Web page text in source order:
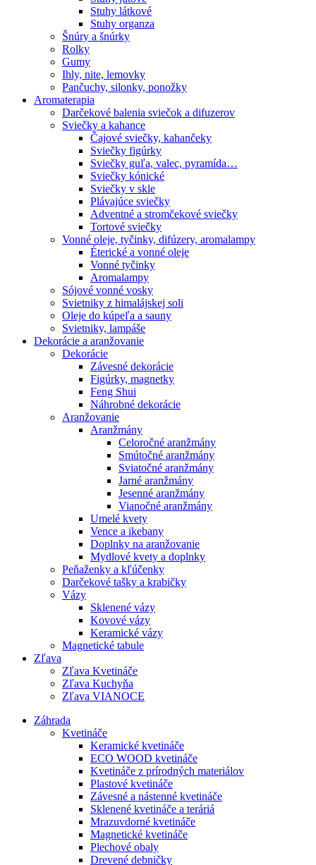
Stuhy látkové
Stuhy organza
Šnúry a šnúrky
Rolky
Gumy
Ihly, nite, lemovky
Pančuchy, silonky, ponožky
Aromaterapia
Darčekové balenia sviečok a difuzerov
Sviečky a kahance
Čajové sviečky, kahančeky
Sviečky figúrky
Sviečky guľa, valec, pyramída…
Sviečky kónické
Sviečky v skle
Plávajúce sviečky
Adventné a stromčekové sviečky
Tortové sviečky
Vonné oleje, tyčinky, difúzery, aromalampy
Éterické a vonné oleje
Vonné tyčinky
Aromalampy
Sójové vonné vosky
Svietniky z himalájskej soli
Oleje do kúpeľa a sauny
Svietniky, lampáše
Dekorácie a aranžovanie
Dekorácie
Závesné dekorácie
Figúrky, magnetky
Feng Shui
Náhrobné dekorácie
Aranžovanie
Aranžmány
Celoročné aranžmány
Smútočné aranžmány
Sviatočné aranžmány
Jarné aranžmány
Jesenné aranžmány
Vianočné aranžmány
Umelé kvety
Vence a ikebany
Doplnky na aranžovanie
Mydlové kvety a doplnky
Peňaženky a kľúčenky
Darčekové tašky a krabičky
Vázy
Sklenené vázy
Kovové vázy
Keramické vázy
Magnetické tabule
Zľava
Zľava Kvetináče
Zľava Kuchyňa
Zľava VIANOCE
Záhrada
Kvetináče
Keramické kvetináče
ECO WOOD kvetináče
Kvetináče z prírodných materiálov
Plastové kvetináče
Závesné a nástenné kvetináče
Sklenené kvetináče a teráriá
Mrazuvdorné kvetináče
Magnetické kvetináče
Plechové obaly
Drevené debničky